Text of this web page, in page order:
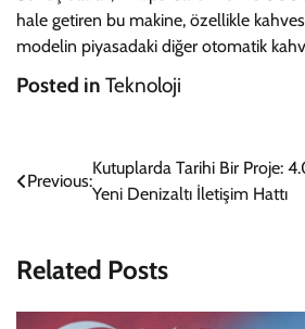
hale getiren bu makine, özellikle
modelin piyasadaki diğer otomatik
Posted in Teknoloji
Yazı
Previous:
Kutuplarda Tarihi Bir Proje:
Yeni Denizaltı İletişim Hattı
Related Posts